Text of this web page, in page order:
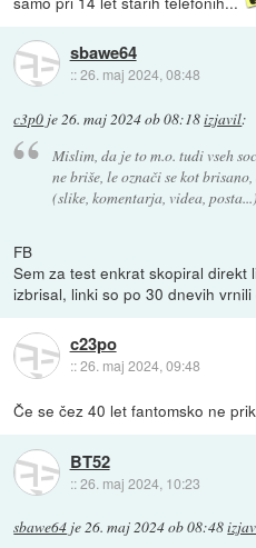
sbawe64
::26. maj 2024, 08:48
c3p0 je26. maj 2024 ob 08:18izjavil:
Mislim, da je to m.o. tudi vseh
ne briše, le označi se kot
(slike, komentarja, videa,
FB
Sem za test enkrat skopiral direkt
izbrisal, linki so po 30 dnevih
c23po
::26. maj 2024, 09:48
Če se čez 40 let fantomsko ne
BT52
::26. maj 2024, 10:23
sbawe64 je26. maj 2024 ob 08:48